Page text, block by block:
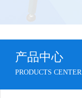
产品中心
PRODUCTS CENTER